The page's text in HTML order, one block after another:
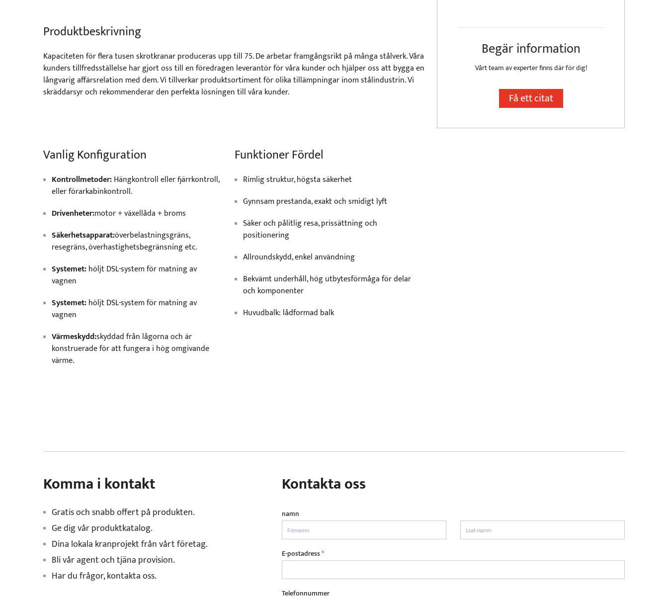
Produktbeskrivning
Kapaciteten för flera tusen skrotkranar produceras upp till 75. De arbetar framgångsrikt på många stålverk. Våra
kunders tillfredsställelse har gjort oss till en föredragen leverantör för våra kunder och hjälper oss att bygga en
långvarig affärsrelation med dem. Vi tillverkar produktsortiment för olika tillämpningar inom stålindustrin. Vi
skräddarsyr och rekommenderar den perfekta lösningen till våra kunder.
Vanlig Konfiguration
Kontrollmetoder:Hängkontroll eller fjärrkontroll,
eller förarkabinkontroll.
Drivenheter:motor + växellåda + broms
Säkerhetsapparat:överbelastningsgräns,
resegräns, överhastighetsbegränsning etc.
Systemet:höljt DSL-system för matning av
vagnen
Systemet:höljt DSL-system för matning av
vagnen
Värmeskydd:skyddad från lågorna och är
konstruerade för att fungera i hög omgivande
värme.
Funktioner Fördel
Rimlig struktur, högsta säkerhet
Gynnsam prestanda, exakt och smidigt lyft
Säker och pålitlig resa, prissättning och
positionering
Allroundskydd, enkel användning
Bekvämt underhåll, hög utbytesförmåga för delar
och komponenter
Huvudbalk: lådformad balk
Begär information
Vårt team av experter finns där för dig!
Få ett citat
Komma i kontakt
Gratis och snabb offert på produkten.
Ge dig vår produktkatalog.
Dina lokala kranprojekt från vårt företag.
Bli vår agent och tjäna provision.
Har du frågor, kontakta oss.
Kontakta oss
namn
E-postadress*
Telefonnummer